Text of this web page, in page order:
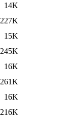
14K
227K
15K
245K
16K
261K
16K
216K